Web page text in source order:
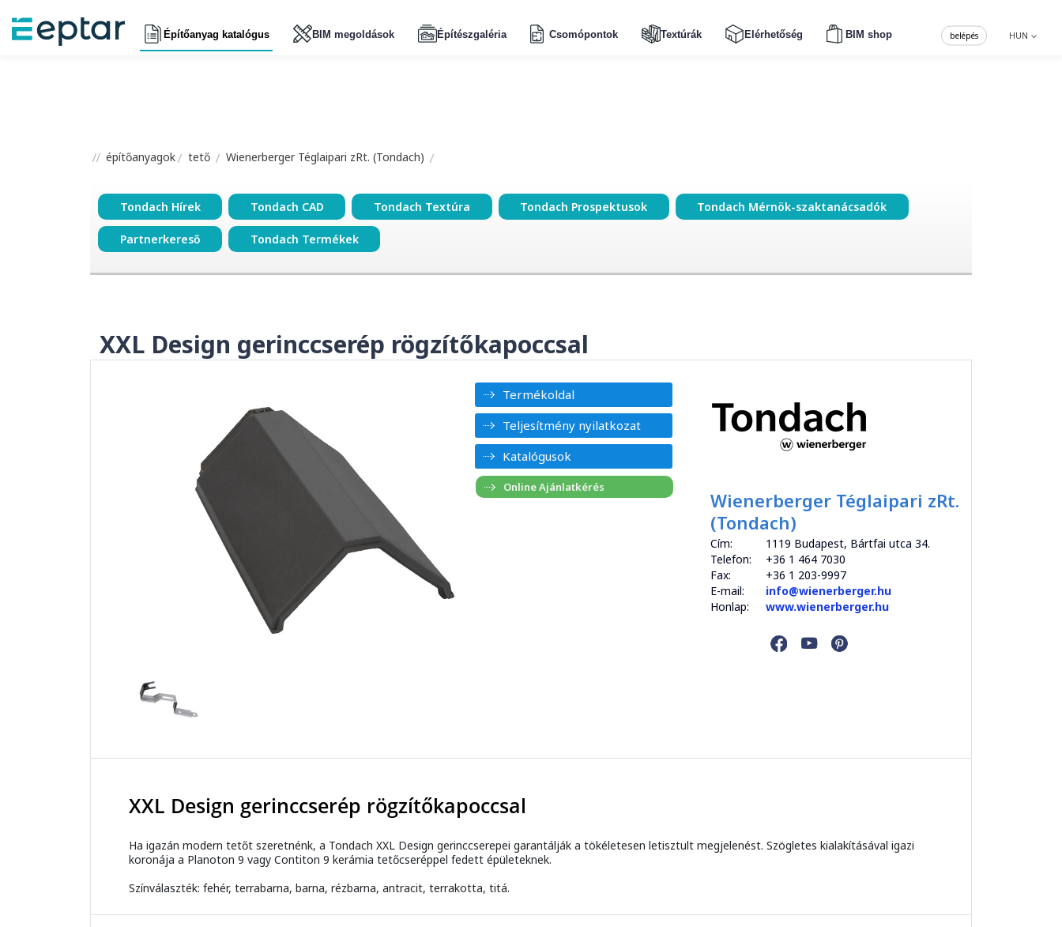
Építőanyag katalógus BIM megoldások Építészgaléria Csomópontok Textúrák Elérhetőség BIM shop HUN
belépés
építőanyagok tető Wienerberger Téglaipari zRt. (Tondach)
Tondach Hírek Tondach CAD Tondach Textúra Tondach Prospektusok Tondach Mérnök-szaktanácsadók
Partnerkereső Tondach Termékek
XXL Design gerinccserép rögzítőkapoccsal
Termékoldal
Teljesítmény nyilatkozat
Katalógusok
Wienerberger Téglaipari zRt.
(Tondach)
Cím:
1119 Budapest, Bártfai utca 34.
Telefon:
+36 1 464 7030
Fax:
+36 1 203-9997
E-mail:
info@wienerberger.hu
Honlap:
www.wienerberger.hu
XXL Design gerinccserép rögzítőkapoccsal
Ha igazán modern tetőt szeretnénk, a Tondach XXL Design gerinccserepei garantálják a tökéletesen letisztult megjelenést. Szögletes kialakításával igazi
koronája a Planoton 9 vagy Contiton 9 kerámia tetőcseréppel fedett épületeknek.
Színválaszték: fehér, terrabarna, barna, rézbarna, antracit, terrakotta, titá.